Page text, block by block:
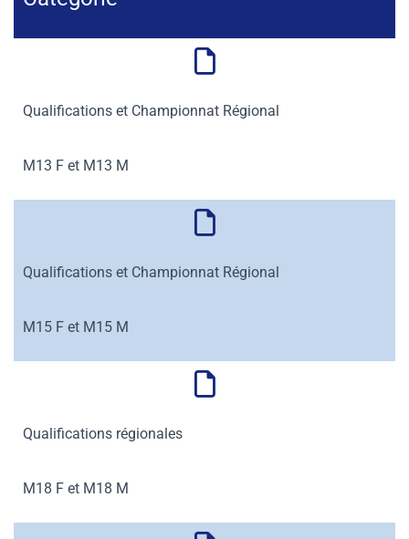
Qualifications et Championnat Régional
M13 F et M13 M
Qualifications et Championnat Régional
M15 F et M15 M
Qualifications régionales
M18 F et M18 M